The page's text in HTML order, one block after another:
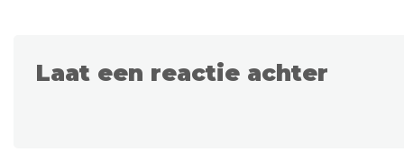
Laat een reactie achter